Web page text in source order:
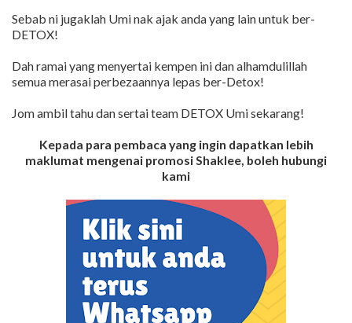
Sebab ni jugaklah Umi nak ajak anda yang lain untuk ber-
DETOX!
Dah ramai yang menyertai kempen ini dan alhamdulillah
semua merasai perbezaannya lepas ber-Detox!
Jom ambil tahu dan sertai team DETOX Umi sekarang!
Kepada para pembaca yang ingin dapatkan lebih
maklumat mengenai promosi Shaklee, boleh hubungi
kami